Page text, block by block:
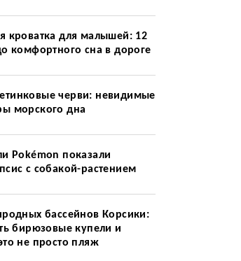
кроватка для малышей: 12
комфортного сна в дороге
черви: невидимые
морского дна
Pokémon показали
с собакой-растением
бассейнов Корсики:
бирюзовые купели и
не просто пляж